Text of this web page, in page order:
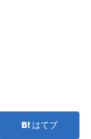
はてブ